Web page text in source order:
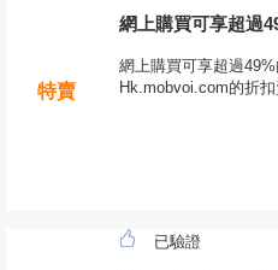
特賣
網上購買可享超過
網上購買可享超過
Hk.mobvoi.com的折
已驗證